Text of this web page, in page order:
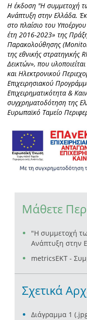
Η έκδοση "Η συμμετοχή
Ανάπτυξη στην Ελλάδα.
στο πλαίσιο του
έτη 2016-2023» της
Παρακολούθησης
της εθνικής στρατηγικής
Δεικτών», που
και Ηλεκτρονικού
Επιχειρησιακού
Επιχειρηματικότητα &
συγχρηματοδότηση της
Ευρωπαϊκό Ταμείο
Μάθετε
"Η συμμετοχή
Ανάπτυξη στην
metricsEKT -
Σχετικά
Διάγραμμα 1